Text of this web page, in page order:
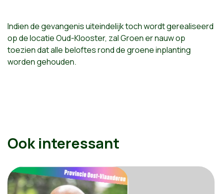
Indien de gevangenis uiteindelijk toch wordt gerealiseerd
op de locatie Oud-Klooster, zal Groen er nauw op
toezien dat alle beloftes rond de groene inplanting
worden gehouden.
Ook interessant